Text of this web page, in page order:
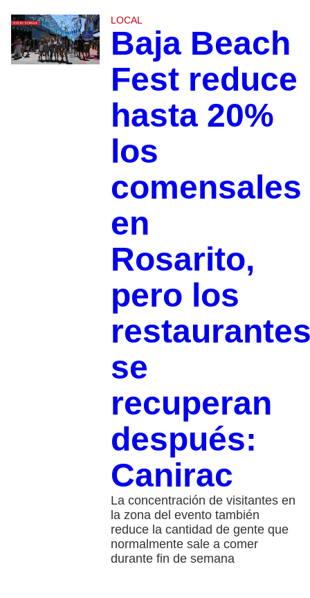
LOCAL
Baja Beach
Fest reduce
hasta 20%
los
comensales
en
Rosarito,
pero los
se
recuperan
después:
Canirac
La concentración de visitantes en
la zona del evento también
reduce la cantidad de gente que
normalmente sale a comer
durante fin de semana